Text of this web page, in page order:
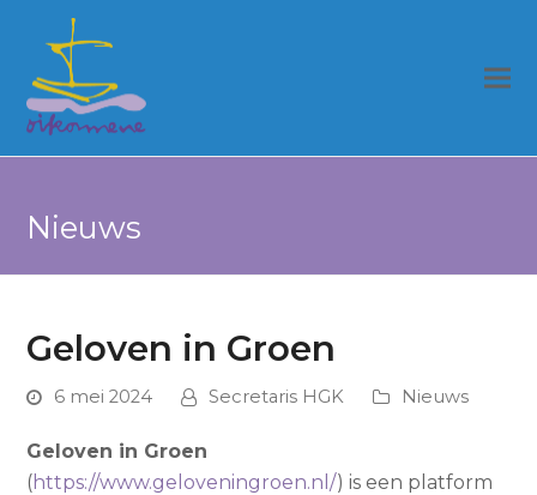
Nieuws
Geloven in Groen
6 mei 2024 Secretaris HGK Nieuws
Geloven in Groen
(https://www.geloveningroen.nl/) is een platform